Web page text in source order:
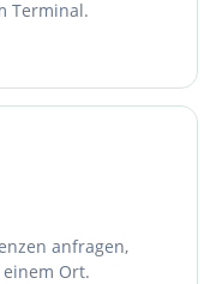
Terminal.
anfragen,
Ort.